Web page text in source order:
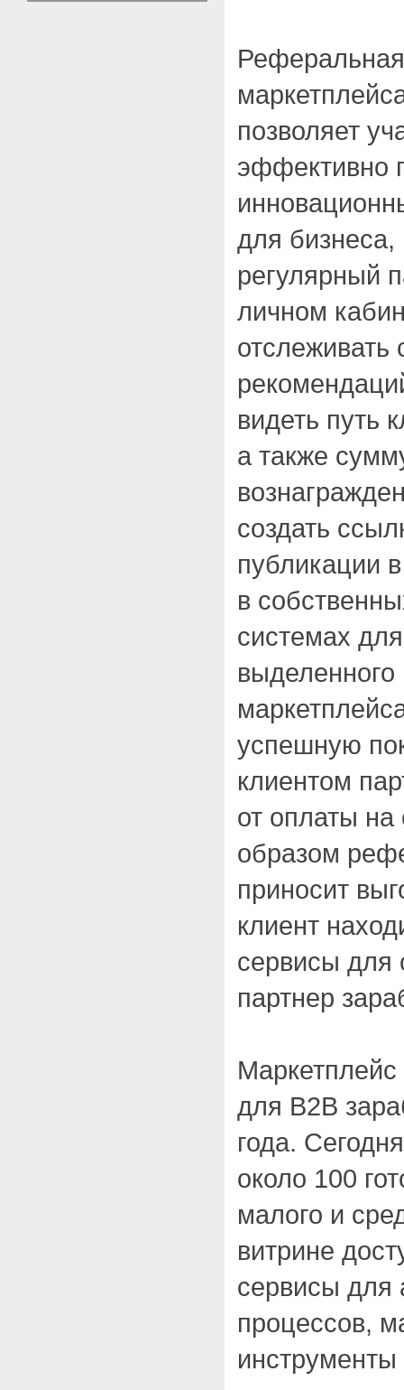
позволяет
эффективно
для бизнеса,
регулярный
личном
отслеживать
видеть путь
а также
создать
публикации
в
системах
выделенного
успешную
клиентом
от оплаты на
образом
приносит
клиент
сервисы для
партнер
Маркетплейс
для B2B
года.
около 100
малого и
витрине
сервисы для
процессов,